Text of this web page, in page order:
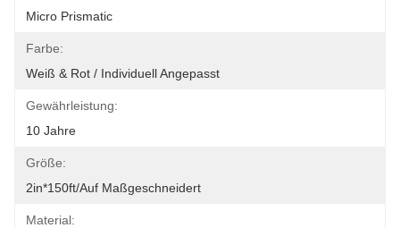
Micro Prismatic
Farbe:
Weiß & Rot / Individuell Angepasst
Gewährleistung:
10 Jahre
Größe:
2in*150ft/auf Maßgeschneidert
Material: